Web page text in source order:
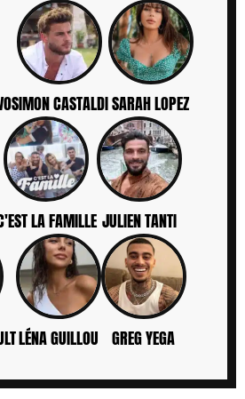
SIMON CASTALDISARAH LOPEZ
LA FAMILLE JULIEN TANTI
LÉNA GUILLOU GREG YEGA